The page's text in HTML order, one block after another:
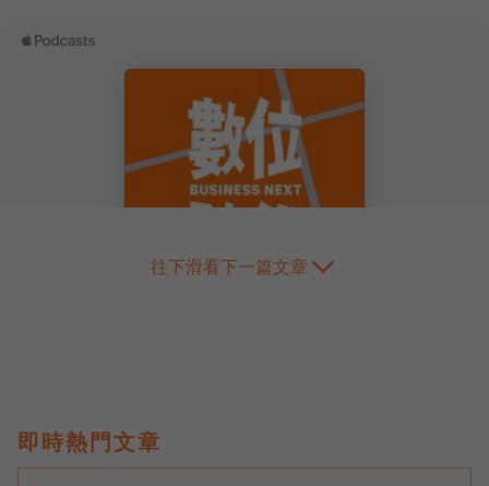
往下滑看下一篇文章
即時熱門文章